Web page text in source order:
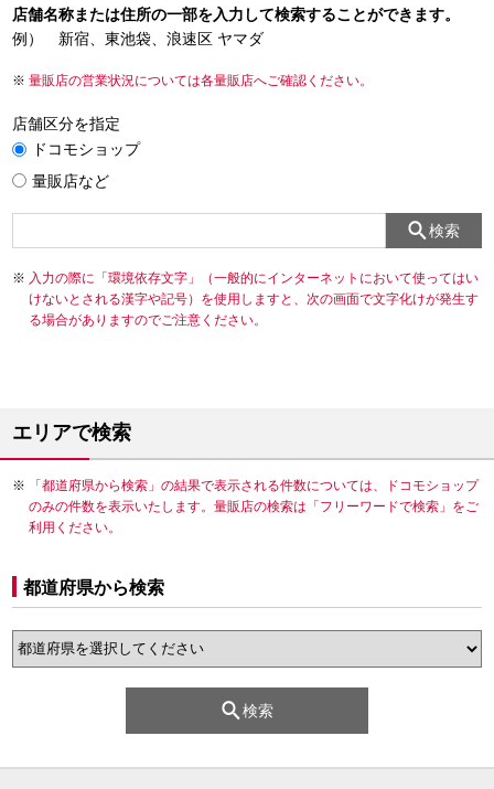
店舗名称または住所の一部を入力して検索することができます。
例） 新宿、東池袋、浪速区 ヤマダ
量販店の営業状況については各量販店へご確認ください。
店舗区分を指定
ドコモショップ
量販店など
検索
入力の際に「環境依存文字」（一般的にインターネットにおいて使ってはい
けないとされる漢字や記号）を使用しますと、次の画面で文字化けが発生す
る場合がありますのでご注意ください。
エリアで検索
「都道府県から検索」の結果で表示される件数については、ドコモショップ
のみの件数を表示いたします。量販店の検索は「フリーワードで検索」をご
利用ください。
都道府県から検索
検索